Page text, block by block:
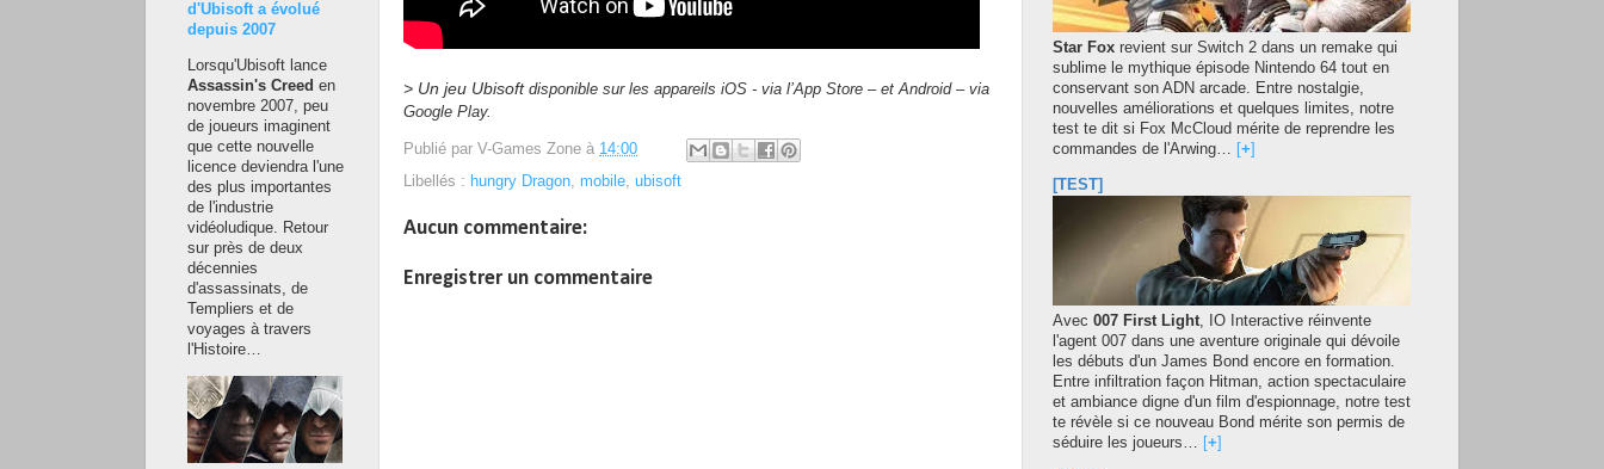
> Un jeu Ubisoft disponible sur les appareils iOS - via l’App Store – et Android – via
Google Play.
Publié par V-Games Zone à 14:00
Libellés : hungry Dragon mobile ubisoft
Aucun commentaire:
Enregistrer un commentaire
d'Ubisoft a évolué
depuis 2007
Lorsqu'Ubisoft lance
Assassin's Creed en
novembre 2007, peu
de joueurs imaginent
que cette nouvelle
licence deviendra l'une
des plus importantes
de l'industrie
vidéoludique. Retour
sur près de deux
décennies
d'assassinats, de
Templiers et de
voyages à travers
l'Histoire…
Star Fox revient sur Switch 2 dans un remake qui
sublime le mythique épisode Nintendo 64 tout en
conservant son ADN arcade. Entre nostalgie,
nouvelles améliorations et quelques limites, notre
test te dit si Fox McCloud mérite de reprendre les
commandes de l'Arwing…
+
[TEST]
Avec 007 First Light , IO Interactive réinvente
l'agent 007 dans une aventure originale qui dévoile
les débuts d'un James Bond encore en formation.
Entre infiltration façon Hitman, action spectaculaire
et ambiance digne d'un film d'espionnage, notre test
te révèle si ce nouveau Bond mérite son permis de
séduire les joueurs…
[+]